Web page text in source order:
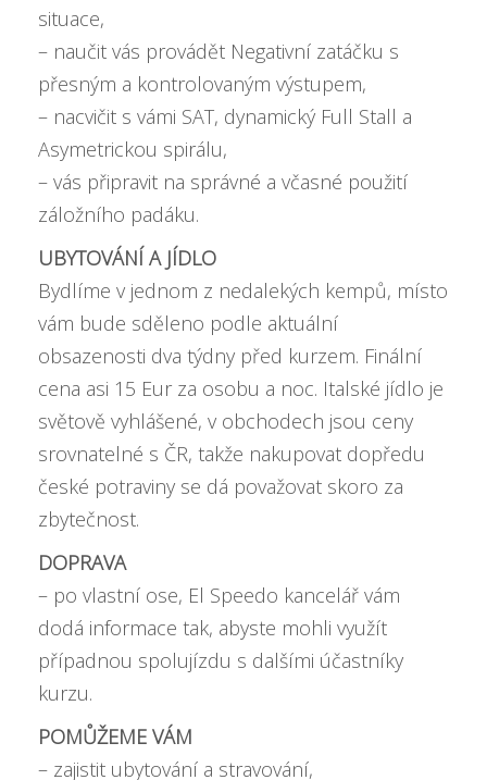
situace,
– naučit vás provádět Negativní zatáčku s
přesným a kontrolovaným výstupem,
– nacvičit s vámi SAT, dynamický Full Stall a
Asymetrickou spirálu,
– vás připravit na správné a včasné použití
záložního padáku.
UBYTOVÁNÍ A JÍDLO
Bydlíme v jednom z nedalekých kempů, místo
vám bude sděleno podle aktuální
obsazenosti dva týdny před kurzem. Finální
cena asi 15 Eur za osobu a noc. Italské jídlo je
světově vyhlášené, v obchodech jsou ceny
srovnatelné s ČR, takže nakupovat dopředu
české potraviny se dá považovat skoro za
zbytečnost.
DOPRAVA
– po vlastní ose, El Speedo kancelář vám
dodá informace tak, abyste mohli využít
případnou spolujízdu s dalšími účastníky
kurzu.
POMŮŽEME VÁM
– zajistit ubytování a stravování,